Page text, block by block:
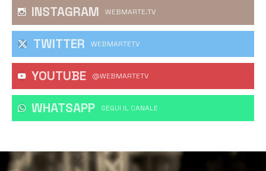
INSTAGRAM WEBMARTE.TV
TWITTER WEBMARTETV
YOUTUBE @WEBMARTETV
WHATSAPP ‎SEGUI IL CANALE